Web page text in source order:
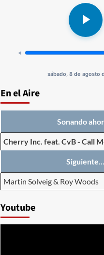
sábado, 8 de agosto
En el Aire
Sonando
Cherry Inc. feat. CvB- Call
Siguiente...
Martin Solveig & Roy Woods
Youtube